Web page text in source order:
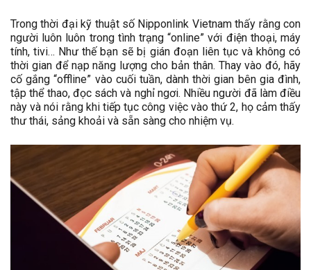
Trong thời đại kỹ thuật số Nipponlink Vietnam thấy rằng con
người luôn luôn trong tình trạng “online” với điện thoại, máy
tính, tivi… Như thế bạn sẽ bị gián đoạn liên tục và không có
thời gian để nạp năng lượng cho bản thân. Thay vào đó, hãy
cố gắng “offline” vào cuối tuần, dành thời gian bên gia đình,
tập thể thao, đọc sách và nghỉ ngơi. Nhiều người đã làm điều
này và nói rằng khi tiếp tục công việc vào thứ 2, họ cảm thấy
thư thái, sảng khoải và sẵn sàng cho nhiệm vụ.